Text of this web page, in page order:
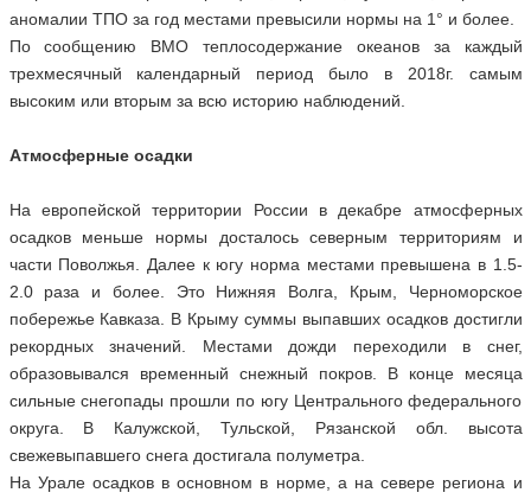
аномалии ТПО за год местами превысили нормы на 1° и более.
По сообщению ВМО теплосодержание океанов за каждый
трехмесячный календарный период было в 2018г. самым
высоким или вторым за всю историю наблюдений.
Атмосферные осадки
На европейской территории России в декабре атмосферных
осадков меньше нормы досталось северным территориям и
части Поволжья. Далее к югу норма местами превышена в 1.5-
2.0 раза и более. Это Нижняя Волга, Крым, Черноморское
побережье Кавказа. В Крыму суммы выпавших осадков достигли
рекордных значений. Местами дожди переходили в снег,
образовывался временный снежный покров. В конце месяца
сильные снегопады прошли по югу Центрального федерального
округа. В Калужской, Тульской, Рязанской обл. высота
свежевыпавшего снега достигала полуметра.
На Урале осадков в основном в норме, а на севере региона и